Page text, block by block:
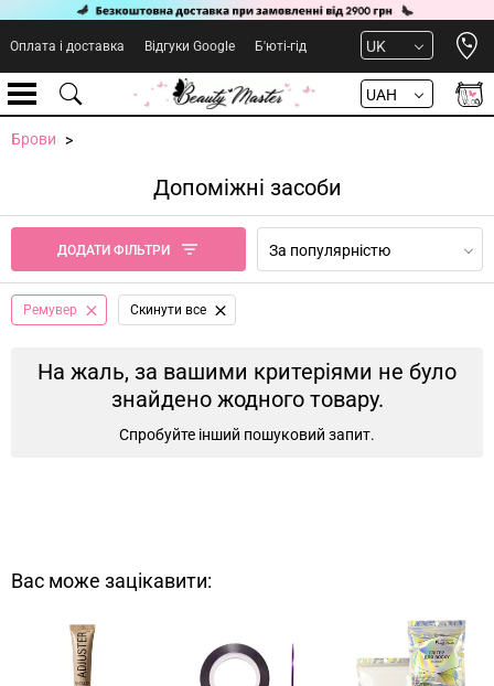
Оплата і доставка Відгуки Google Б'юті-гід UK
UAH
Брови
Допоміжні засоби
ДОДАТИ ФІЛЬТРИ За популярністю
Ремувер Cкинути все
На жаль, за вашими критеріями не було
знайдено жодного товару.
Спробуйте інший пошуковий запит.
Вас може зацікавити: